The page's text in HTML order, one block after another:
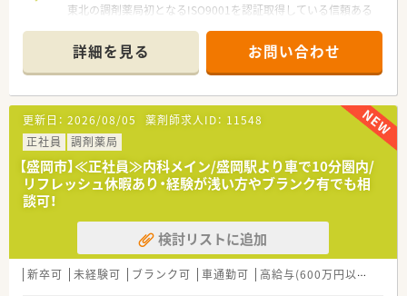
東北の調剤薬局初となるISO9001を認証取得している信頼ある
「患者様第一主義」を貫き、地域医療の担い手となることをモッ
トーとしています。
地域のかかりつけ薬局から独自のビジネス展開することで、介護
事業や医療事業など幅広く取り組んでいます。また、医療や介護
現場との連携により、調剤の必要性をあらためて知ってもらう在
宅訪問管理業務なども積極的におこなっています。
≪薬局紹介≫
皮膚科・歯科をメインに応需しています。残業時間は月5時間程
度と少なく、プライベートと両立しやすい環境です。
≪魅力ポイント≫
①完全週休二日制・年間休日120日以上
②「産前、産後休業、育児休業後の職場復帰率」がなんと3年連続
100％達成中！
詳細を見る お問い合わせ
更新日： 2026/08/05 薬剤師求人ID： 11548
正社員
調剤薬局
【盛岡市】≪正社員≫内科メイン/盛岡駅より車で10分圏内/
リフレッシュ休暇あり・経験が浅い方やブランク有でも相
談可！
検討リストに追加
新卒可 未経験可 ブランク可 車通勤可 高給与(600万円以上)